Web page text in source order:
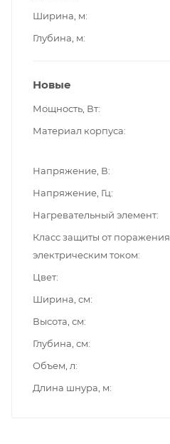
Ширина, м
Глубина, м
Новые
Мощность, Вт
Материал корпуса
Напряжение, В
Напряжение, Гц
Нагревательный элемент
Класс защиты от поражения
электрическим током
Цвет
Ширина, см
Высота, см
Глубина, см
Объем, л
Длина шнура, м